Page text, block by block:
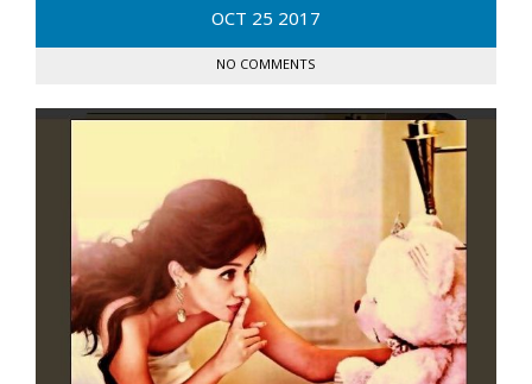
OCT 25 2017
NO COMMENTS